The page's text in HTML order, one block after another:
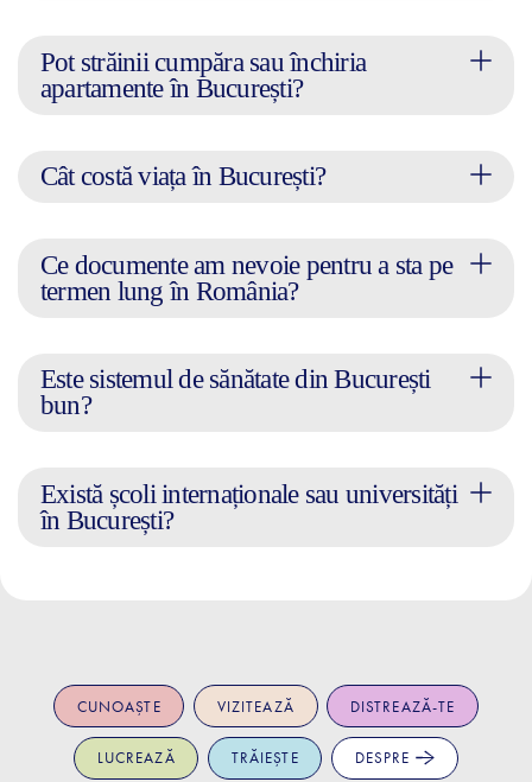
Pot străinii cumpăra sau închiria
apartamente în București?
Cât costă viața în București?
Ce documente am nevoie pentru a sta pe
termen lung în România?
Este sistemul de sănătate din București
bun?
Există școli internaționale sau universități
în București?
CUNOAȘTE VIZITEAZĂ DISTREAZĂ-TE
LUCREAZĂ TRĂIEȘTE DESPRE